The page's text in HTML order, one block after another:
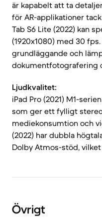
är kapabelt att ta
för AR-applikationer
Tab S6 Lite (2022) kan
(1920x1080) med 30
grundläggande och
dokumentfotografering
Ljudkvalitet:
iPad Pro (2021) M1-
som ger ett fylligt
mediekonsumtion och
(2022) har dubbla
Dolby Atmos-stöd,
Övrigt